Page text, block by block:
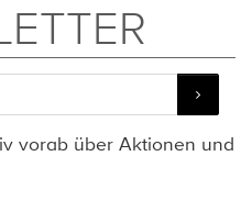
vorab über Aktionen und